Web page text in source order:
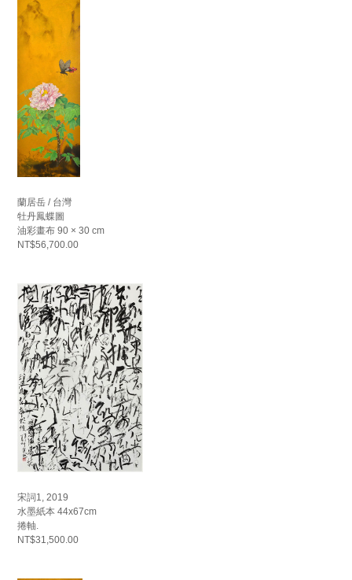
蘭居岳 / 台灣
牡丹鳳蝶圖
油彩畫布 90 × 30 cm
NT$56,700.00
宋詞1, 2019
水墨紙本 44x67cm
捲軸.
NT$31,500.00